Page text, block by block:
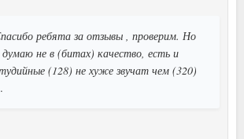
ребята за отзывы , проверим. Но
не в (битах) качество, есть и
(128) не хуже звучат чем (320)